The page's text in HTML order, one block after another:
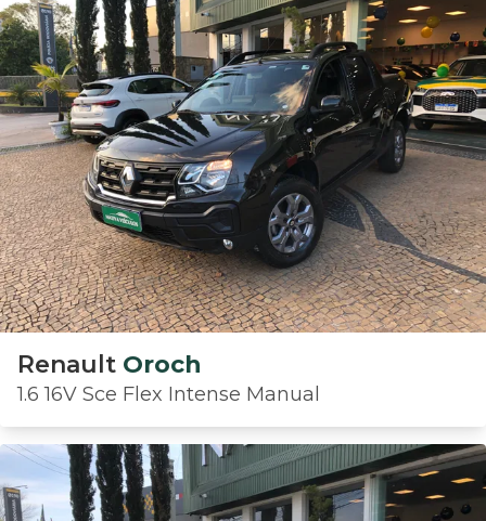
Renault Oroch
1.6 16V Sce Flex Intense Manual